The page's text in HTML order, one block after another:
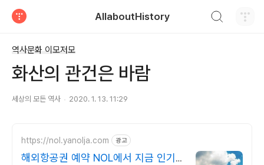
AllaboutHistory
역사문화 이모저모
화산의 관건은 바람
세상의 모든 역사 2020. 1. 13. 11:29
https://nol.yanolja.com 광고
해외항공권 예약 NOL에서 지금 인기